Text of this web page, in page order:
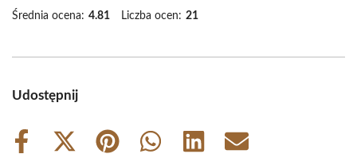
Średnia ocena: 4.81 Liczba ocen: 21
Udostępnij
Share
Share
Share
Share
Share
Share